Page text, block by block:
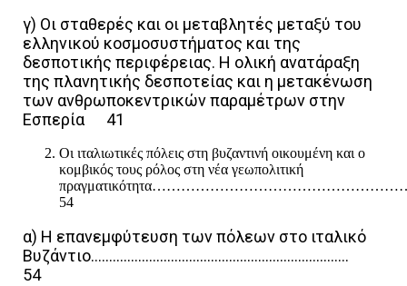
γ) Οι σταθερές και οι μεταβλητές μεταξύ του
ελληνικού κοσμοσυστήματος και της
δεσποτικής περιφέρειας. Η ολική ανατάραξη
της πλανητικής δεσποτείας και η μετακένωση
των ανθρωποκεντρικών παραμέτρων στην
Εσπερία 41
Οι ιταλιωτικές πόλεις στη βυζαντινή οικουμένη και ο
κομβικός τους ρόλος στη νέα γεωπολιτική
54
α) Η επανεμφύτευση των πόλεων στο ιταλικό
Βυζάντιο……………………………………………………………..
54